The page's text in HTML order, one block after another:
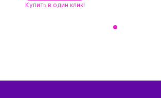
Купить в один клик!